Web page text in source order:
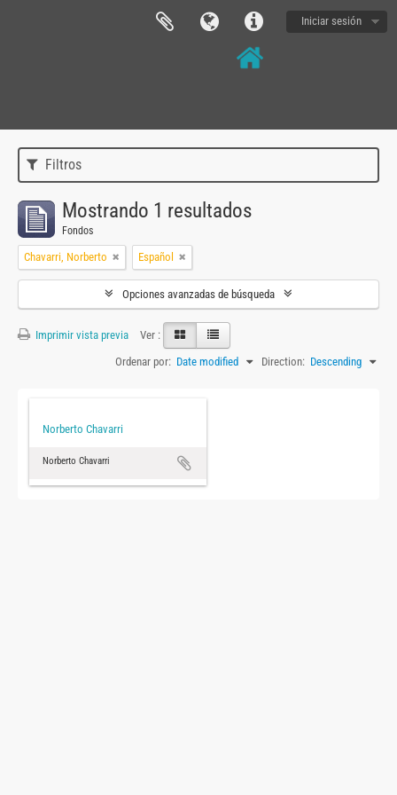
Iniciar sesión
Filtros
Mostrando 1 resultados
Fondos
Chavarri, Norberto Español
Opciones avanzadas de búsqueda
Imprimir vista previa
Ver :
Ordenar por: Date modified Direction: Descending
Norberto Chavarri
Norberto Chavarri